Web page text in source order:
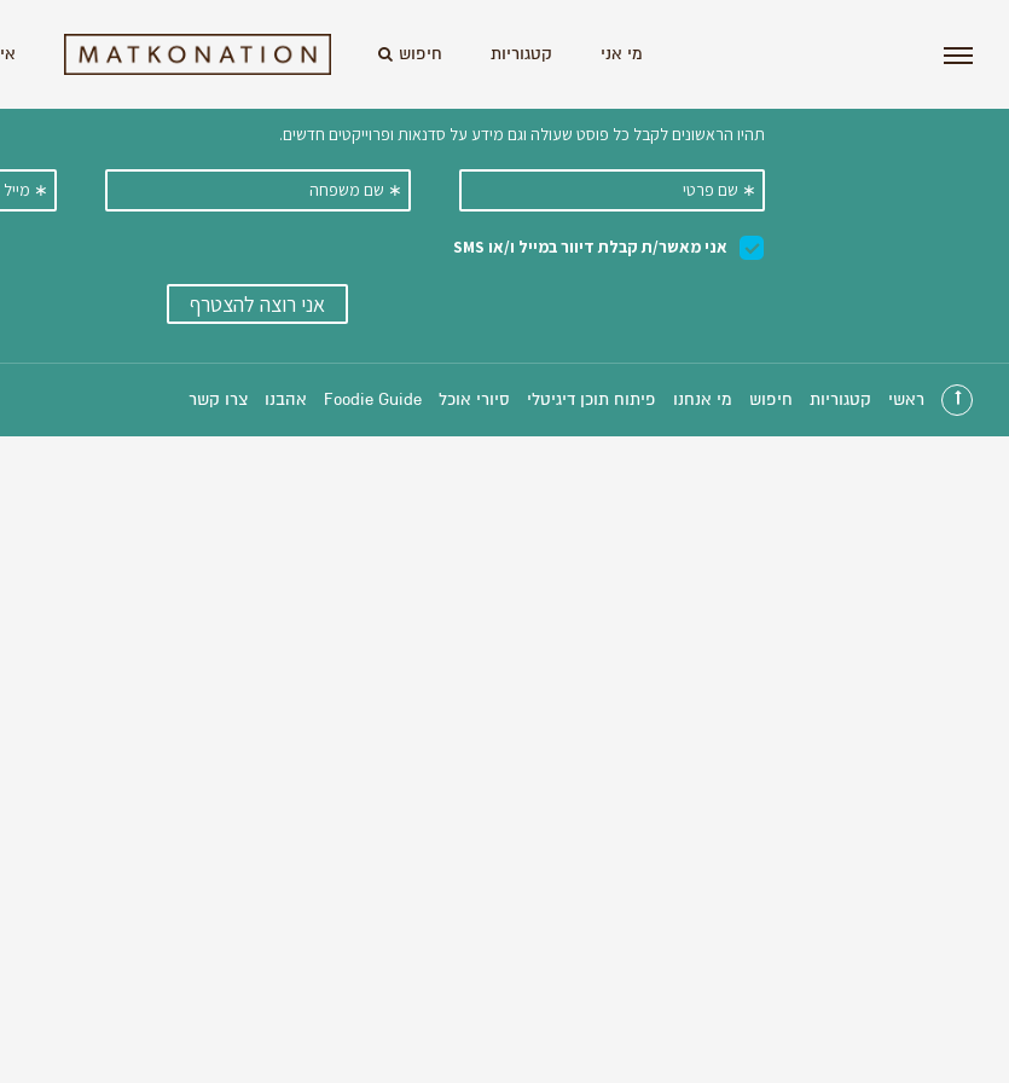
מי אני קטגוריות חיפוש
הצטרפו לניוזלטר שלנו וקבלו ישירות למייל עדכונים
ראשי קטגוריות חיפוש מי אנחנו פיתוח תוכן דיגיטלי סיורי אוכל Foodie Guide אהבנו צרו קשר